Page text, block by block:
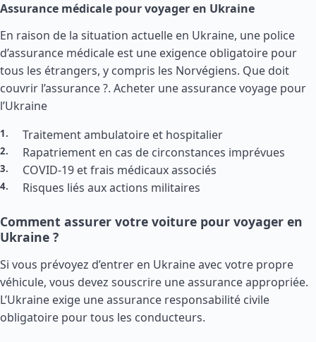
Assurance médicale pour voyager en Ukraine
En raison de la situation actuelle en Ukraine, une police
d’assurance médicale est une exigence obligatoire pour
tous les étrangers, y compris les Norvégiens. Que doit
couvrir l’assurance ?. Acheter une assurance voyage pour
l’Ukraine
Traitement ambulatoire et hospitalier
Rapatriement en cas de circonstances imprévues
COVID-19 et frais médicaux associés
Risques liés aux actions militaires
Comment assurer votre voiture pour voyager en
Ukraine ?
Si vous prévoyez d’entrer en Ukraine avec votre propre
véhicule, vous devez souscrire une assurance appropriée.
L’Ukraine exige une assurance responsabilité civile
obligatoire pour tous les conducteurs.